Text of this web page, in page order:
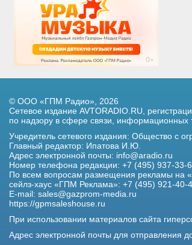
© ООО «ГПМ Радио», 2026
Сетевое издание AVTORADIO.RU,
по надзору в сфере связи,
информационных
Учредитель сетевого издания: Общество с
Главный редактор: Ипатова И.Ю.
Адрес электронной почты: info@aradio.ru
Номер телефона редакции: +7 (495) 937-33-
По всем вопросам размещения рекламы на
сейлз-хаус «ГПМ Реклама»: +7 (495) 921-40-
E-mail: sales@gazprom-media.ru
https://gpmsaleshouse.ru
При использовании материалов сайта
Адрес электронной почты для отправления